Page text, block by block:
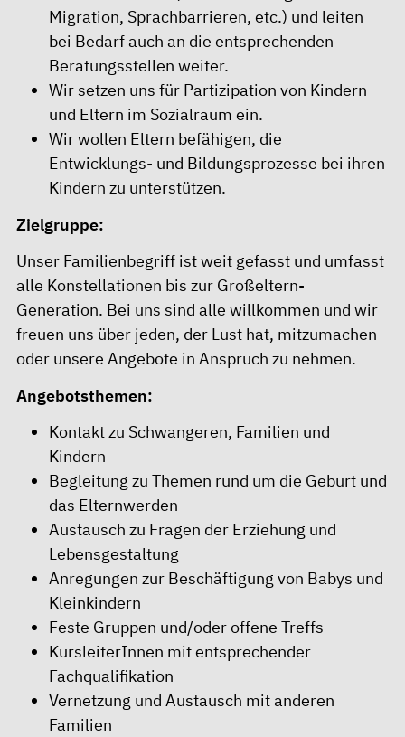
Migration, Sprachbarrieren, etc.) und leiten
bei Bedarf auch an die entsprechenden
Beratungsstellen weiter.
Wir setzen uns für Partizipation von Kindern
und Eltern im Sozialraum ein.
Wir wollen Eltern befähigen, die
Entwicklungs- und Bildungsprozesse bei ihren
Kindern zu unterstützen.
Zielgruppe:
Unser Familienbegriff ist weit gefasst und umfasst
alle Konstellationen bis zur Großeltern-
Generation. Bei uns sind alle willkommen und wir
freuen uns über jeden, der Lust hat, mitzumachen
oder unsere Angebote in Anspruch zu nehmen.
Angebotsthemen:
Kontakt zu Schwangeren, Familien und
Kindern
Begleitung zu Themen rund um die Geburt und
das Elternwerden
Austausch zu Fragen der Erziehung und
Lebensgestaltung
Anregungen zur Beschäftigung von Babys und
Kleinkindern
Feste Gruppen und/oder offene Treffs
KursleiterInnen mit entsprechender
Fachqualifikation
Vernetzung und Austausch mit anderen
Familien